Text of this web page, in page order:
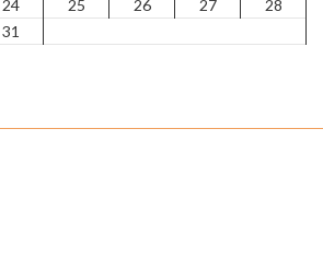
24 25 26 27
28
31